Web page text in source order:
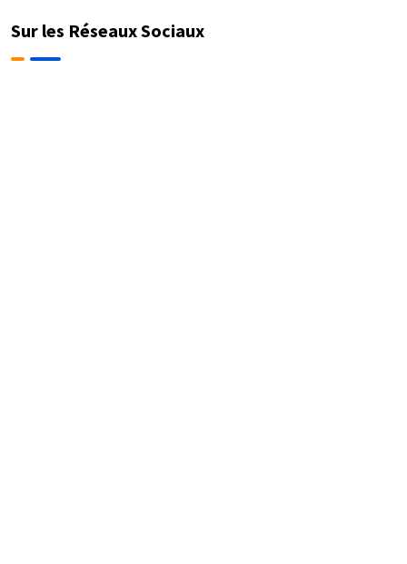
Mondiale
Sur les Réseaux Sociaux